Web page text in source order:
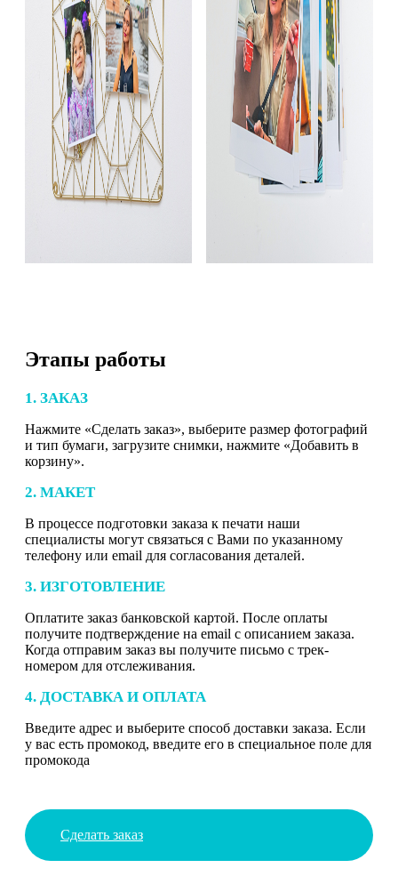
Этапы работы
1. ЗАКАЗ
Нажмите «Сделать заказ», выберите размер фотографий
и тип бумаги, загрузите снимки, нажмите «Добавить в
корзину».
2. МАКЕТ
В процессе подготовки заказа к печати наши
специалисты могут связаться с Вами по указанному
телефону или email для согласования деталей.
3. ИЗГОТОВЛЕНИЕ
Оплатите заказ банковской картой. После оплаты
получите подтверждение на email с описанием заказа.
Когда отправим заказ вы получите письмо с трек-
номером для отслеживания.
4. ДОСТАВКА И ОПЛАТА
Введите адрес и выберите способ доставки заказа. Если
у вас есть промокод, введите его в специальное поле для
промокода
Сделать заказ